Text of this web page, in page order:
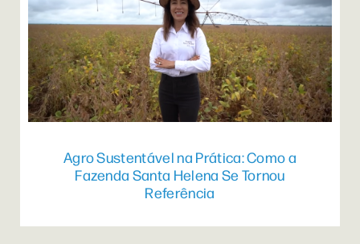
Agro Sustentável na Prática: Como a
Fazenda Santa Helena Se Tornou
Referência